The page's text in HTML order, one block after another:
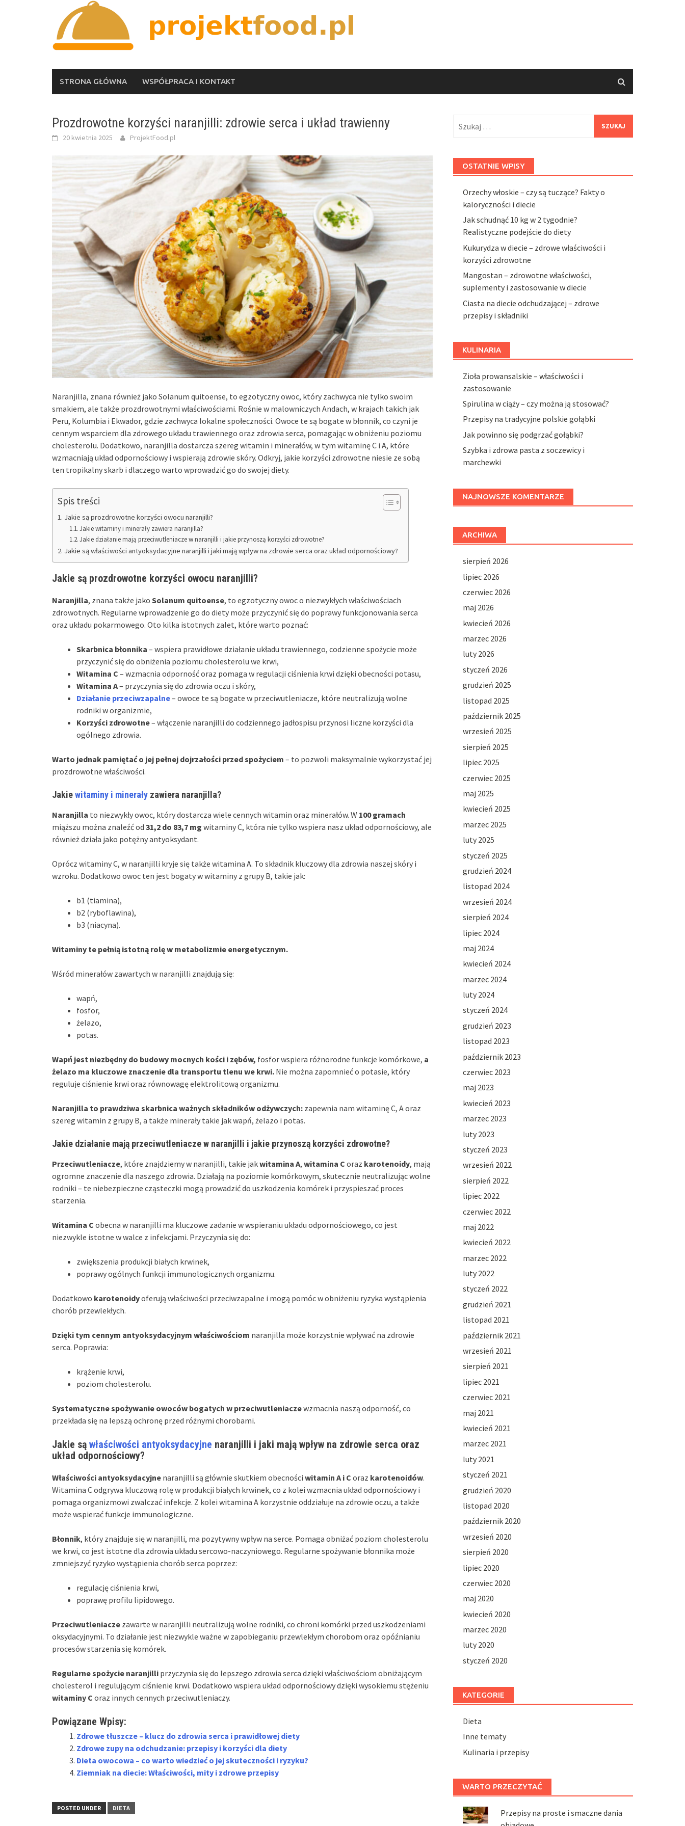
STRONA GŁÓWNA WSPÓŁPRACA I KONTAKT
Prozdrowotne korzyści naranjilli: zdrowie serca i układ trawienny
20 kwietnia 2025 ProjektFood.pl
Naranjilla, znana również jako Solanum quitoense, to egzotyczny owoc, który zachwyca nie tylko swoim
smakiem, ale także prozdrowotnymi właściwościami. Rośnie w malowniczych Andach, w krajach takich jak
Peru, Kolumbia i Ekwador, gdzie zachwyca lokalne społeczności. Owoce te są bogate w błonnik, co czyni je
cennym wsparciem dla zdrowego układu trawiennego oraz zdrowia serca, pomagając w obniżeniu poziomu
cholesterolu. Dodatkowo, naranjilla dostarcza szereg witamin i minerałów, w tym witaminę C i A, które
wzmacniają układ odpornościowy i wspierają zdrowie skóry. Odkryj, jakie korzyści zdrowotne niesie ze sobą
ten tropikalny skarb i dlaczego warto wprowadzić go do swojej diety.
Spis treści
Jakie są prozdrowotne korzyści owocu naranjilli?
Jakie witaminy i minerały zawiera naranjilla?
Jakie działanie mają przeciwutleniacze w naranjilli i jakie przynoszą korzyści zdrowotne?
Jakie są właściwości antyoksydacyjne naranjilli i jaki mają wpływ na zdrowie serca oraz układ odpornościowy?
Jakie są prozdrowotne korzyści owocu naranjilli?
Naranjilla, znana także jako Solanum quitoense, to egzotyczny owoc o niezwykłych właściwościach
zdrowotnych. Regularne wprowadzenie go do diety może przyczynić się do poprawy funkcjonowania serca
oraz układu pokarmowego. Oto kilka istotnych zalet, które warto poznać:
Skarbnica błonnika – wspiera prawidłowe działanie układu trawiennego, codzienne spożycie może
przyczynić się do obniżenia poziomu cholesterolu we krwi,
Witamina C – wzmacnia odporność oraz pomaga w regulacji ciśnienia krwi dzięki obecności potasu,
Witamina A– przyczynia się do zdrowia oczu i skóry,
Działanie przeciwzapalne– owoce te są bogate w przeciwutleniacze, które neutralizują wolne
rodniki w organizmie,
Korzyści zdrowotne– włączenie naranjilli do codziennego jadłospisu przynosi liczne korzyści dla
ogólnego zdrowia.
Warto jednak pamiętać o jej pełnej dojrzałości przed spożyciem – to pozwoli maksymalnie wykorzystać jej
prozdrowotne właściwości.
Jakiewitaminy i minerały zawiera naranjilla?
Naranjilla to niezwykły owoc, który dostarcza wiele cennych witamin oraz minerałów. W 100 gramach
miąższu można znaleźć od 31,2 do 83,7 mg witaminy C, która nie tylko wspiera nasz układ odpornościowy, ale
również działa jako potężny antyoksydant.
Oprócz witaminy C, w naranjilli kryje się także witamina A. To składnik kluczowy dla zdrowia naszej skóry i
wzroku. Dodatkowo owoc ten jest bogaty w witaminy z grupy B, takie jak:
b1 (tiamina),
b2 (ryboflawina),
b3 (niacyna).
Witaminy te pełnią istotną rolę w metabolizmie energetycznym.
Wśród minerałów zawartych w naranjilli znajdują się:
wapń,
fosfor,
żelazo,
potas.
Wapń jest niezbędny do budowy mocnych kości i zębów, fosfor wspiera różnorodne funkcje komórkowe, a
żelazo ma kluczowe znaczenie dla transportu tlenu we krwi. Nie można zapomnieć o potasie, który
reguluje ciśnienie krwi oraz równowagę elektrolitową organizmu.
Naranjilla to prawdziwa skarbnica ważnych składników odżywczych: zapewnia nam witaminę C, A oraz
szereg witamin z grupy B, a także minerały takie jak wapń, żelazo i potas.
Jakie działanie mają przeciwutleniacze w naranjilli i jakie przynoszą korzyści zdrowotne?
Przeciwutleniacze, które znajdziemy w naranjilli, takie jakwitamina A, witamina C oraz karotenoidy, mają
ogromne znaczenie dla naszego zdrowia. Działają na poziomie komórkowym, skutecznie neutralizując wolne
rodniki – te niebezpieczne cząsteczki mogą prowadzić do uszkodzenia komórek i przyspieszać proces
starzenia.
Witamina C obecna w naranjilli ma kluczowe zadanie w wspieraniu układu odpornościowego, co jest
niezwykle istotne w walce z infekcjami. Przyczynia się do:
zwiększenia produkcji białych krwinek,
poprawy ogólnych funkcji immunologicznych organizmu.
Dodatkowo karotenoidyoferują właściwości przeciwzapalne i mogą pomóc w obniżeniu ryzyka wystąpienia
chorób przewlekłych.
Dzięki tym cennym antyoksydacyjnym właściwościom naranjilla może korzystnie wpływać na zdrowie
serca. Poprawia:
krążenie krwi,
poziom cholesterolu.
Systematyczne spożywanie owoców bogatych w przeciwutleniaczewzmacnia naszą odporność, co
przekłada się na lepszą ochronę przed różnymi chorobami.
Jakie są właściwości antyoksydacyjne naranjilli i jaki mają wpływ na zdrowie serca oraz
układ odpornościowy?
Właściwości antyoksydacyjne naranjilli są głównie skutkiem obecności witamin A i C oraz karotenoidów.
Witamina C odgrywa kluczową rolę w produkcji białych krwinek, co z kolei wzmacnia układ odpornościowy i
pomaga organizmowi zwalczać infekcje. Z kolei witamina A korzystnie oddziałuje na zdrowie oczu, a także
może wspierać funkcje immunologiczne.
Błonnik, który znajduje się w naranjilli, ma pozytywny wpływ na serce. Pomaga obniżać poziom cholesterolu
we krwi, co jest istotne dla zdrowia układu sercowo-naczyniowego. Regularne spożywanie błonnika może
zmniejszyć ryzyko wystąpienia chorób serca poprzez:
regulację ciśnienia krwi,
poprawę profilu lipidowego.
Przeciwutleniacze zawarte w naranjilli neutralizują wolne rodniki, co chroni komórki przed uszkodzeniami
oksydacyjnymi. To działanie jest niezwykle ważne w zapobieganiu przewlekłym chorobom oraz opóźnianiu
procesów starzenia się komórek.
Regularne spożycie naranjilli przyczynia się do lepszego zdrowia serca dzięki właściwościom obniżającym
cholesterol i regulującym ciśnienie krwi. Dodatkowo wspiera układ odpornościowy dzięki wysokiemu stężeniu
witaminy C oraz innych cennych przeciwutleniaczy.
Powiązane Wpisy:
Zdrowe tłuszcze – klucz do zdrowia serca i prawidłowej diety
Zdrowe zupy na odchudzanie: przepisy i korzyści dla diety
Dieta owocowa – co warto wiedzieć o jej skuteczności i ryzyku?
Ziemniak na diecie: Właściwości, mity i zdrowe przepisy
POSTED UNDER DIETA
OSTATNIE WPISY
Orzechy włoskie – czy są tuczące? Fakty o
kaloryczności i diecie
Jak schudnąć 10 kg w 2 tygodnie?
Realistyczne podejście do diety
Kukurydza w diecie – zdrowe właściwości i
korzyści zdrowotne
Mangostan – zdrowotne właściwości,
suplementy i zastosowanie w diecie
Ciasta na diecie odchudzającej – zdrowe
przepisy i składniki
KULINARIA
Zioła prowansalskie – właściwości i
zastosowanie
Spirulina w ciąży – czy można ją stosować?
Przepisy na tradycyjne polskie gołąbki
Jak powinno się podgrzać gołąbki?
Szybka i zdrowa pasta z soczewicy i
marchewki
NAJNOWSZE KOMENTARZE
ARCHIWA
sierpień 2026
lipiec 2026
czerwiec 2026
maj 2026
kwiecień 2026
marzec 2026
luty 2026
styczeń 2026
grudzień 2025
listopad 2025
październik 2025
wrzesień 2025
sierpień 2025
lipiec 2025
czerwiec 2025
maj 2025
kwiecień 2025
marzec 2025
luty 2025
styczeń 2025
grudzień 2024
listopad 2024
wrzesień 2024
sierpień 2024
lipiec 2024
maj 2024
kwiecień 2024
marzec 2024
luty 2024
styczeń 2024
grudzień 2023
listopad 2023
październik 2023
czerwiec 2023
maj 2023
kwiecień 2023
marzec 2023
luty 2023
styczeń 2023
wrzesień 2022
sierpień 2022
lipiec 2022
czerwiec 2022
maj 2022
kwiecień 2022
marzec 2022
luty 2022
styczeń 2022
grudzień 2021
listopad 2021
październik 2021
wrzesień 2021
sierpień 2021
lipiec 2021
czerwiec 2021
maj 2021
kwiecień 2021
marzec 2021
luty 2021
styczeń 2021
grudzień 2020
listopad 2020
październik 2020
wrzesień 2020
sierpień 2020
lipiec 2020
czerwiec 2020
maj 2020
kwiecień 2020
marzec 2020
luty 2020
styczeń 2020
KATEGORIE
Dieta
Inne tematy
Kulinaria i przepisy
WARTO PRZECZYTAĆ
Przepisy na proste i smaczne dania